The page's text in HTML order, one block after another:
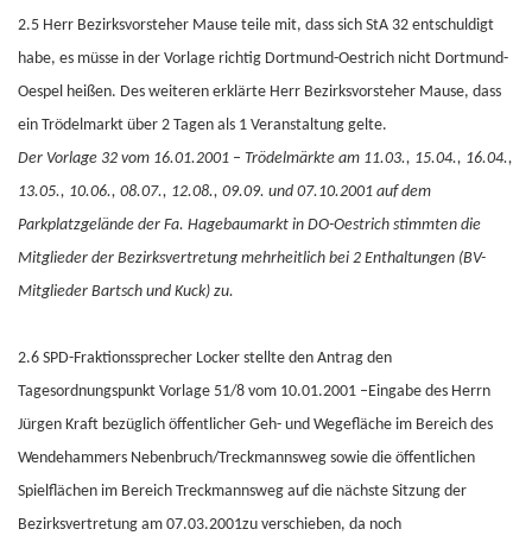
2.5 Herr Bezirksvorsteher Mause teile mit, dass sich StA 32 entschuldigt
habe, es müsse in der Vorlage richtig Dortmund-Oestrich nicht Dortmund-
Oespel heißen. Des weiteren erklärte Herr Bezirksvorsteher Mause, dass
ein Trödelmarkt über 2 Tagen als 1 Veranstaltung gelte.
Der Vorlage 32 vom 16.01.2001 – Trödelmärkte am 11.03., 15.04., 16.04.,
13.05., 10.06., 08.07., 12.08., 09.09. und 07.10.2001 auf dem
Parkplatzgelände der Fa. Hagebaumarkt in DO-Oestrich stimmten die
Mitglieder der Bezirksvertretung mehrheitlich bei 2 Enthaltungen (BV-
Mitglieder Bartsch und Kuck) zu.
2.6 SPD-Fraktionssprecher Locker stellte den Antrag den
Tagesordnungspunkt Vorlage 51/8 vom 10.01.2001 –Eingabe des Herrn
Jürgen Kraft bezüglich öffentlicher Geh- und Wegefläche im Bereich des
Wendehammers Nebenbruch/Treckmannsweg sowie die öffentlichen
Spielflächen im Bereich Treckmannsweg auf die nächste Sitzung der
Bezirksvertretung am 07.03.2001zu verschieben, da noch